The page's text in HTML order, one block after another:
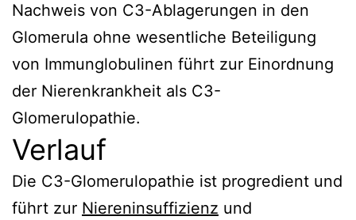
Nachweis von C3-Ablagerungen in den
Glomerula ohne wesentliche Beteiligung
von Immunglobulinen führt zur Einordnung
der Nierenkrankheit als C3-
Glomerulopathie.
Verlauf
Die C3-Glomerulopathie ist progredient und
führt zur Niereninsuffizienz und